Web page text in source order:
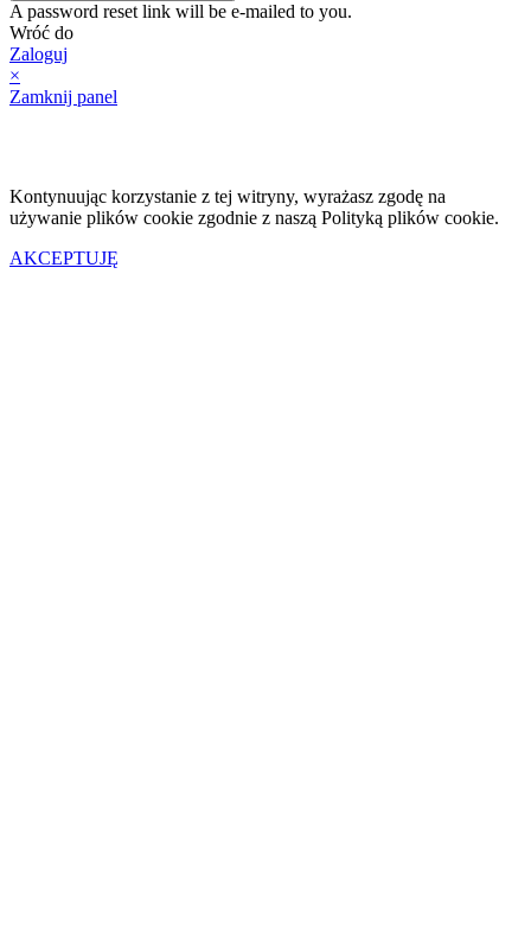
A password reset link will be e-mailed to you.
Wróć do
Zaloguj
×
Zamknij panel
Kontynuując korzystanie z tej witryny, wyrażasz zgodę na
używanie plików cookie zgodnie z naszą Polityką plików cookie.
AKCEPTUJĘ